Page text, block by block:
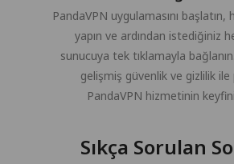
PandaVPN uygulamasını başlatın,
yapın ve ardından istediğiniz
sunucuya tek tıklamayla
gelişmiş güvenlik ve gizlilik
PandaVPN hizmetinin keyfini
Sıkça Sorulan